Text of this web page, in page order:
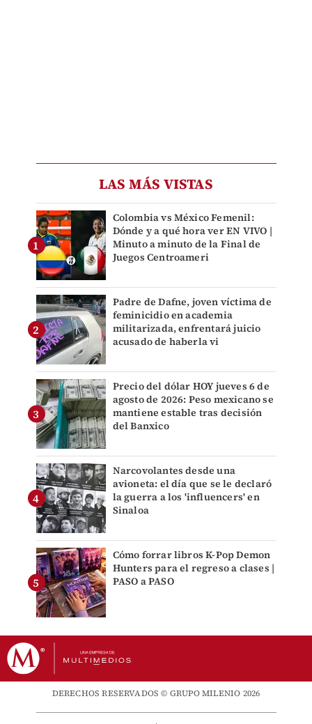
LAS MÁS VISTAS
Colombia vs México Femenil:
Dónde y a qué hora ver EN VIVO |
Minuto a minuto de la Final de
Juegos Centroameri
Padre de Dafne, joven víctima de
feminicidio en academia
militarizada, enfrentará juicio
acusado de haberla vi
Precio del dólar HOY jueves 6 de
agosto de 2026: Peso mexicano se
mantiene estable tras decisión
del Banxico
Narcovolantes desde una
avioneta: el día que se le declaró
la guerra a los 'influencers' en
Sinaloa
Cómo forrar libros K-Pop Demon
Hunters para el regreso a clases |
PASO a PASO
DERECHOS RESERVADOS © GRUPO MILENIO 2026